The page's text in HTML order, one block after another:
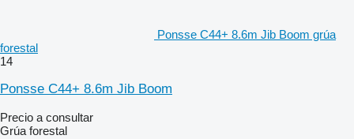
Ponsse C44+ 8.6m Jib Boom grúa
forestal
14
Ponsse C44+ 8.6m Jib Boom
Precio a consultar
Grúa forestal